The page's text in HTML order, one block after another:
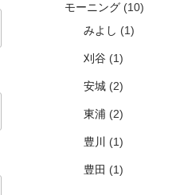
モーニング(10)
みよし (1)
刈谷(1)
安城(2)
東浦 (2)
豊川 (1)
豊田 (1)